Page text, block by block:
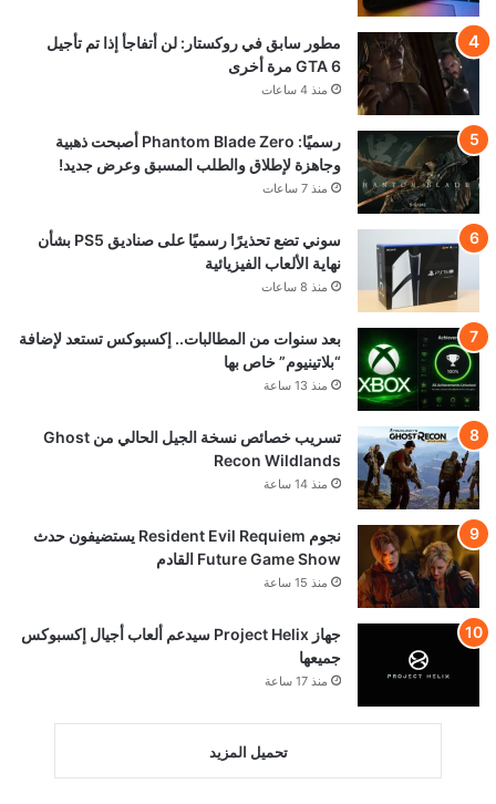
مطور سابق في روكستار: لن أتفاجأ إذا تم تأجيل
GTA 6 مرة أخرى
منذ 4 ساعات
رسميًا: Phantom Blade Zero أصبحت ذهبية
وجاهزة لإطلاق والطلب المسبق وعرض جديد!
منذ 7 ساعات
سوني تضع تحذيرًا رسميًا على صناديق PS5 بشأن
نهاية الألعاب الفيزيائية
منذ 8 ساعات
بعد سنوات من المطالبات.. إكسبوكس تستعد لإضافة
“بلاتينيوم” خاص بها
منذ 13 ساعة
تسريب خصائص نسخة الجيل الحالي من Ghost
Recon Wildlands
منذ 14 ساعة
نجوم Resident Evil Requiem يستضيفون حدث
Future Game Show القادم
منذ 15 ساعة
جهاز Project Helix سيدعم ألعاب أجيال إكسبوكس
جميعها
منذ 17 ساعة
تحميل المزيد